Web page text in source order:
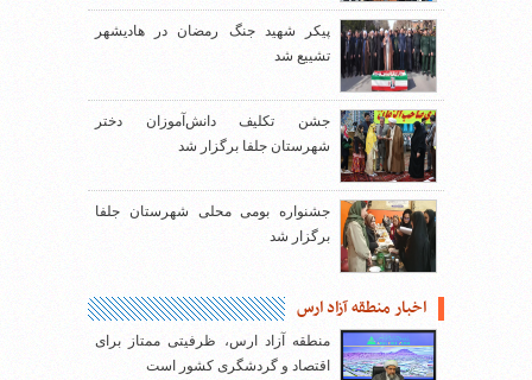
پیکر شهید جنگ رمضان در هادیشهر
تشییع شد
جشن تکلیف دانش‌آموزان دختر
شهرستان جلفا برگزار شد
جشنواره بومی محلی شهرستان جلفا
برگزار شد
اخبار منطقه آزاد ارس
منطقه آزاد ارس، ظرفیتی ممتاز برای
اقتصاد و گردشگری کشور است